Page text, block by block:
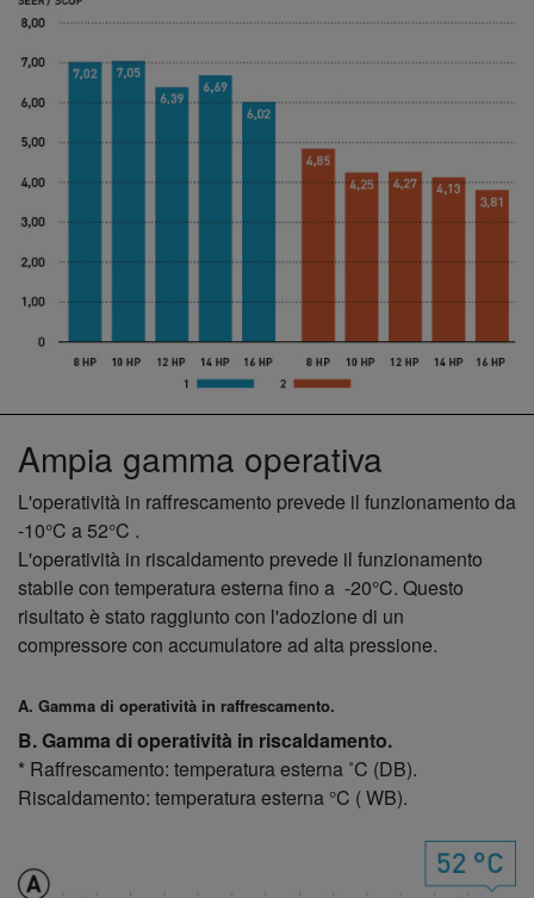
Ampia gamma operativa
L'operatività in raffrescamento prevede il funzionamento da
-10°C a 52°C .
L'operatività in riscaldamento prevede il funzionamento
stabile con temperatura esterna fino a -20°C. Questo
risultato è stato raggiunto con l'adozione di un
compressore con accumulatore ad alta pressione.
A. Gamma di operatività in raffrescamento.
B. Gamma di operatività in riscaldamento.
* Raffrescamento: temperatura esterna ˚C (DB).
Riscaldamento: temperatura esterna °C ( WB).